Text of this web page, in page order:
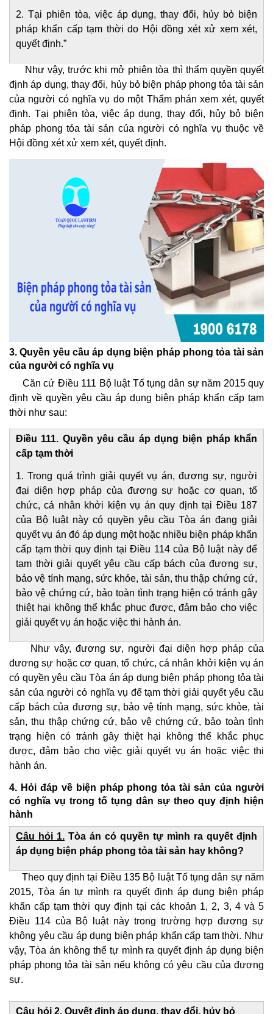
2. Tại phiên tòa, việc áp dụng, thay đổi, hủy bỏ biện
pháp khẩn cấp tạm thời do Hội đồng xét xử xem xét,
quyết định.”
Như vậy, trước khi mở phiên tòa thì thẩm quyền quyết
định áp dụng, thay đổi, hủy bỏ biện pháp phong tỏa tài sản
của người có nghĩa vụ do một Thẩm phán xem xét, quyết
định. Tại phiên tòa, việc áp dụng, thay đổi, hủy bỏ biện
pháp phong tỏa tài sản của người có nghĩa vụ thuộc về
Hội đồng xét xử xem xét, quyết định.
3. Quyền yêu cầu áp dụng biện pháp phong tỏa tài sản
của người có nghĩa vụ
Căn cứ Điều 111 Bộ luật Tố tụng dân sự năm 2015 quy
định về quyền yêu cầu áp dụng biện pháp khẩn cấp tạm
thời như sau:
Điều 111. Quyền yêu cầu áp dụng biện pháp khẩn
cấp tạm thời
1. Trong quá trình giải quyết vụ án, đương sự, người
đại diện hợp pháp của đương sự hoặc cơ quan, tổ
chức, cá nhân khởi kiện vụ án quy định tại Điều 187
của Bộ luật này có quyền yêu cầu Tòa án đang giải
quyết vụ án đó áp dụng một hoặc nhiều biện pháp khẩn
cấp tạm thời quy định tại Điều 114 của Bộ luật này để
tạm thời giải quyết yêu cầu cấp bách của đương sự,
bảo vệ tính mạng, sức khỏe, tài sản, thu thập chứng cứ,
bảo vệ chứng cứ, bảo toàn tình trạng hiện có tránh gây
thiệt hại không thể khắc phục được, đảm bảo cho việc
giải quyết vụ án hoặc việc thi hành án.
Như vậy, đương sự, người đại diện hợp pháp của
đương sự hoặc cơ quan, tổ chức, cá nhân khởi kiện vụ án
có quyền yêu cầu Tòa án áp dụng biện pháp phong tỏa tài
sản của người có nghĩa vụ để tạm thời giải quyết yêu cầu
cấp bách của đương sự, bảo vệ tính mạng, sức khỏe, tài
sản, thu thập chứng cứ, bảo vệ chứng cứ, bảo toàn tình
trạng hiện có tránh gây thiệt hại không thể khắc phục
được, đảm bảo cho việc giải quyết vụ án hoặc việc thi
hành án.
4. Hỏi đáp về biện pháp phong tỏa tài sản của người
có nghĩa vụ trong tố tụng dân sự theo quy định hiện
hành
Câu hỏi 1. Tòa án có quyền tự mình ra quyết định
áp dụng biện pháp phong tỏa tài sản hay không?
Theo quy định tại Điều 135 Bộ luật Tố tụng dân sự năm
2015, Tòa án tự mình ra quyết định áp dụng biện pháp
khẩn cấp tạm thời quy định tại các khoản 1, 2, 3, 4 và 5
Điều 114 của Bộ luật này trong trường hợp đương sự
không yêu cầu áp dụng biện pháp khẩn cấp tạm thời. Như
vậy, Tòa án không thể tự mình ra quyết định áp dụng biện
pháp phong tỏa tài sản nếu không có yêu cầu của đương
sự.
Câu hỏi 2. Quyết định áp dụng, thay đổi, hủy bỏ